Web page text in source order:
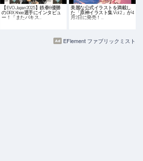
【EVO Japan 2025】鉄拳8優勝
のDRX Knee選手にインタビュ
ー！「またパキス…
美麗な公式イラストを満載し
た「原神イラスト集 Vol.2」が4
月2日に発売！…
EFlement ファブリックミスト